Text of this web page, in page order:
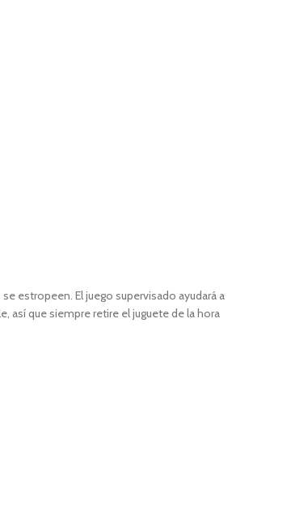
estropeen. El juego supervisado ayudará a
así que siempre retire el juguete de la hora